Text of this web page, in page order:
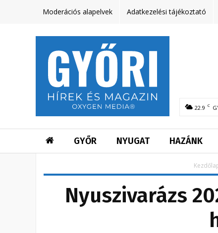
Moderációs alapelvek Adatkezelési tájékoztató
22.9 C
GYŐR NYUGAT HAZÁNK
Nyuszivarázs